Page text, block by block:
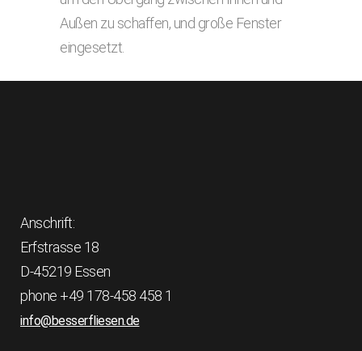
Außen zu schaffen, und große Fenster
eingesetzt.
Anschrift:
Erfstrasse 18
D-45219 Essen
phone +49 178-458 458 1
info@besserfliesen.de